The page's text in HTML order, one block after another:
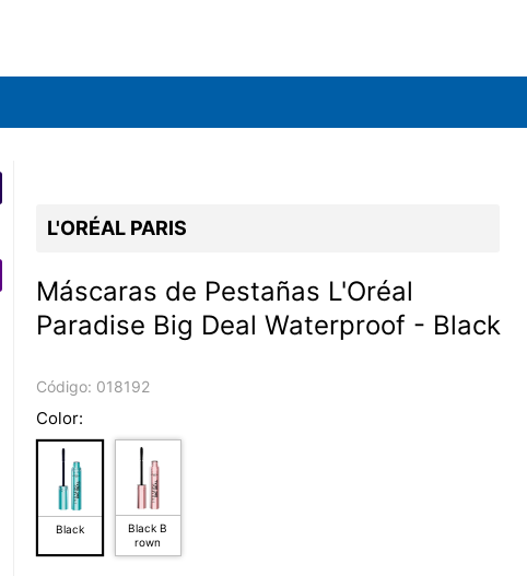
L'ORÉAL PARIS
Máscaras de Pestañas L'Oréal
Paradise Big Deal Waterproof - Black
Código: 018192
Color:
Black
Black B
rown